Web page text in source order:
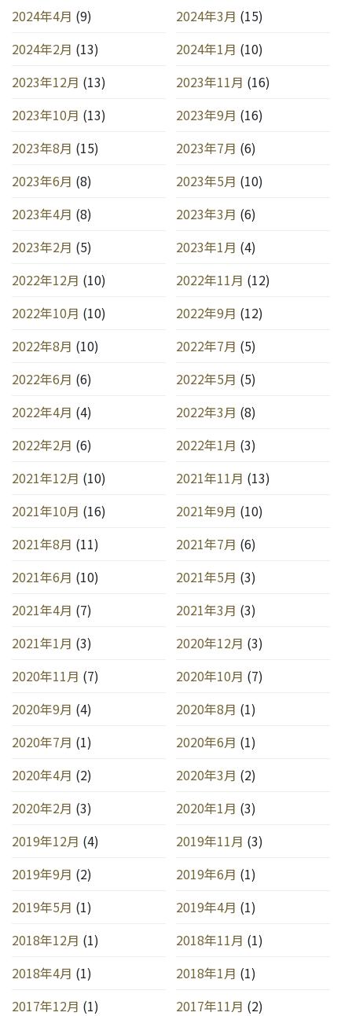
2024年4月 (9) 2024年3月 (15)
2024年2月 (13) 2024年1月 (10)
2023年12月 (13) 2023年11月 (16)
2023年10月 (13) 2023年9月 (16)
2023年8月 (15) 2023年7月 (6)
2023年6月 (8) 2023年5月 (10)
2023年4月 (8) 2023年3月 (6)
2023年2月 (5) 2023年1月 (4)
2022年12月 (10) 2022年11月 (12)
2022年10月 (10) 2022年9月 (12)
2022年8月 (10) 2022年7月 (5)
2022年6月 (6) 2022年5月 (5)
2022年4月 (4) 2022年3月 (8)
2022年2月 (6) 2022年1月 (3)
2021年12月 (10) 2021年11月 (13)
2021年10月 (16) 2021年9月 (10)
2021年8月 (11) 2021年7月 (6)
2021年6月 (10) 2021年5月 (3)
2021年4月 (7) 2021年3月 (3)
2021年1月 (3) 2020年12月 (3)
2020年11月 (7) 2020年10月 (7)
2020年9月 (4) 2020年8月 (1)
2020年7月 (1) 2020年6月 (1)
2020年4月 (2) 2020年3月 (2)
2020年2月 (3) 2020年1月 (3)
2019年12月 (4) 2019年11月 (3)
2019年9月 (2) 2019年6月 (1)
2019年5月 (1) 2019年4月 (1)
2018年12月 (1) 2018年11月 (1)
2018年4月 (1) 2018年1月 (1)
2017年12月 (1) 2017年11月 (2)